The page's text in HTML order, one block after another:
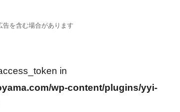
を含む場合があります
in
wp-content/plugins/yyi-